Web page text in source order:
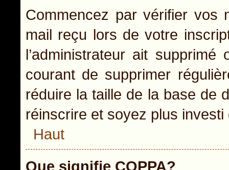
Commencez par vérifier vos
mail reçu lors de votre
l’administrateur ait
courant de supprimer
réduire la taille de la base de
réinscrire et soyez plus
Haut
Que signifie COPPA?